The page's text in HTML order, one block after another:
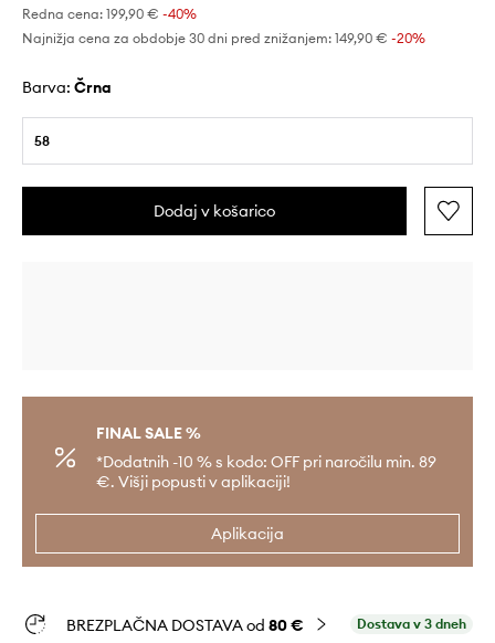
Redna cena: 199,90 € -40%
Najnižja cena za obdobje 30 dni pred znižanjem: 149,90 € -20%
Barva: črna
58
Dodaj v košarico
FINAL SALE %
*Dodatnih -10 % s kodo: OFF pri naročilu min. 89
€. Višji popusti v aplikaciji!
Aplikacija
BREZPLAČNA DOSTAVA od 80 € Dostava v 3 dneh